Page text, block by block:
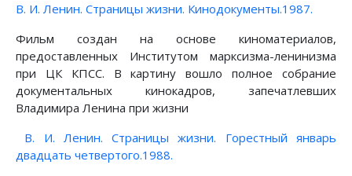
В. И. Ленин. Страницы жизни. Кинодокументы.1987.
Фильм создан на основе киноматериалов,
предоставленных Институтом марксизма-ленинизма
при ЦК КПСС. В картину вошло полное собрание
документальных кинокадров, запечатлевших
Владимира Ленина при жизни
В. И. Ленин. Страницы жизни. Горестный январь
двадцать четвертого.1988.